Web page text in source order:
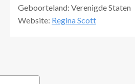
Geboorteland: Verenigde Staten
Website: Regina Scott